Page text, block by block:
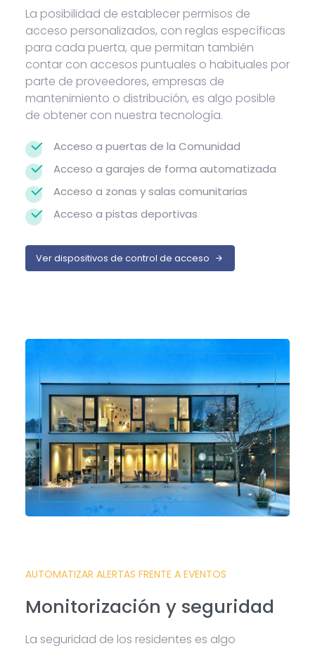
La posibilidad de establecer permisos de
acceso personalizados, con reglas específicas
para cada puerta, que permitan también
contar con accesos puntuales o habituales por
parte de proveedores, empresas de
mantenimiento o distribución, es algo posible
de obtener con nuestra tecnología.
Acceso a puertas de la Comunidad
Acceso a garajes de forma automatizada
Acceso a zonas y salas comunitarias
Acceso a pistas deportivas
Ver dispositivos de control de acceso
AUTOMATIZAR ALERTAS FRENTE A EVENTOS
Monitorización y seguridad
La seguridad de los residentes es algo